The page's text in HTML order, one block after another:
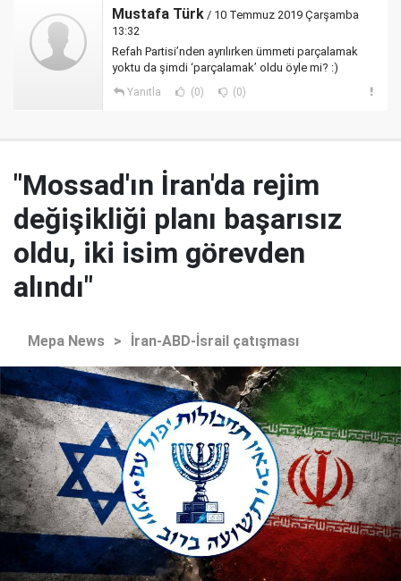
Mustafa Türk / 10 Temmuz 2019 Çarşamba
13:32
Refah Partisi’nden ayrılırken ümmeti parçalamak
yoktu da şimdi ‘parçalamak’ oldu öyle mi? :)
Yanıtla (0) (0)
"Mossad'ın İran'da rejim
değişikliği planı başarısız
oldu, iki isim görevden
alındı"
Mepa News > İran-ABD-İsrail çatışması